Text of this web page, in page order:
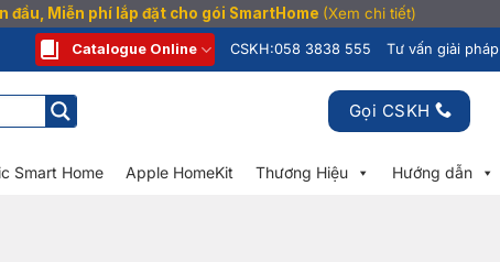
đầu, Miễn phí lắp đặt cho gói SmartHome (Xem chi tiết)
Catalogue Online CSKH:058 3838 555 Tư vấn giải pháp
Gọi CSKH
Smart Home Apple HomeKit Thương Hiệu Hướng dẫn